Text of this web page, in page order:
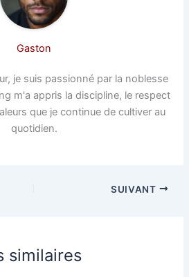
Gaston
je suis passionné par la noblesse
m'a appris la discipline, le respect
que je continue de cultiver au
quotidien.
SUIVANT
similaires